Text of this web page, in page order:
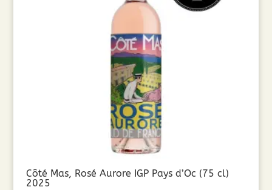
Côté Mas, Rosé Aurore IGP Pays d’Oc (75 cl)
2025